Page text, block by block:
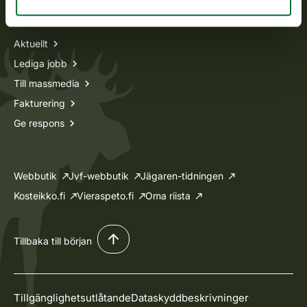
Information om oss
Aktuellt
Lediga jobb
Till massmedia
Fakturering
Ge respons
Webbutik Jvf-webbutik
Jägaren-tidningen
Kosteikko.fi
Vieraspeto.fi Oma riista
Tillbaka till början
TillgänglighetsutlåtandeDataskyddbeskrivninger